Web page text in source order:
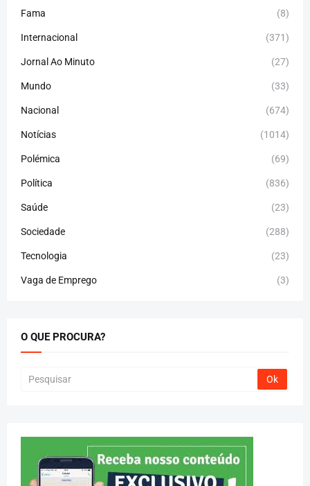
Fama (8)
Internacional (371)
Jornal Ao Minuto (27)
Mundo (33)
Nacional (674)
Notícias (1014)
Polémica (69)
Política (836)
Saúde (23)
Sociedade (288)
Tecnologia (23)
Vaga de Emprego (3)
O QUE PROCURA?